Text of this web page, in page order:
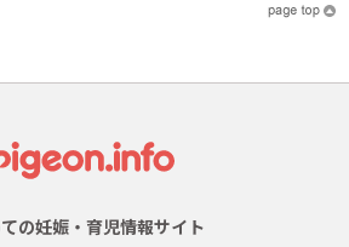
の妊娠・育児情報サイト